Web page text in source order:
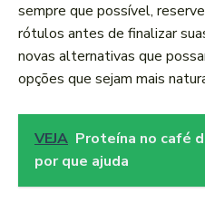
sempre que possível,‍
rótulos antes ​de finalizar
novas alternativas que
opções⁣ que sejam mais
VEJA Proteína no café
por que ajuda